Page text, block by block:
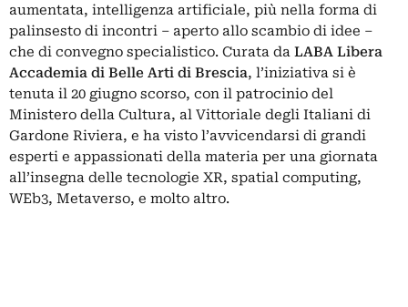
aumentata, intelligenza artificiale, più nella forma di
palinsesto di incontri – aperto allo scambio di idee –
che di convegno specialistico. Curata da LABA Libera
Accademia di Belle Arti di Brescia, l’iniziativa si è
tenuta il 20 giugno scorso, con il patrocinio del
Ministero della Cultura, al Vittoriale degli Italiani di
Gardone Riviera, e ha visto l’avvicendarsi di grandi
esperti e appassionati della materia per una giornata
all’insegna delle tecnologie XR, spatial computing,
WEb3, Metaverso, e molto altro.